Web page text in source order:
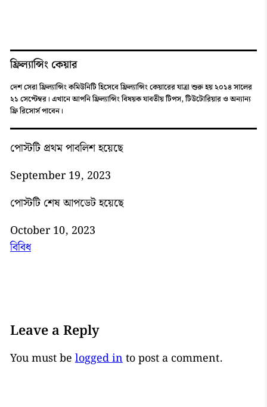
ফ্রিল্যান্সিং কেয়ার
দেশ সেরা ফ্রিল্যান্সিং কমিউনিটি হিসেবে ফ্রিল্যান্সিং কেয়ারের যাত্রা শুরু হয় ২০১৪ সালের
২১ সেপ্টেম্বর। এখানে আপনি ফ্রিল্যান্সিং বিষয়ক যাবতীয় টিপস, টিউটোরিয়ার ও অন্যান্য
ফ্রি রিসোর্স পাবেন।
পোস্টটি প্রথম পাবলিশ হয়েছে
September 19, 2023
পোস্টটি শেষ আপডেট হয়েছে
October 10, 2023
বিবিধ
Leave a Reply
You must be logged into post a comment.